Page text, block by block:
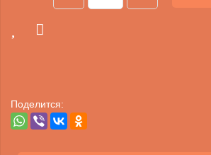
Поделится: